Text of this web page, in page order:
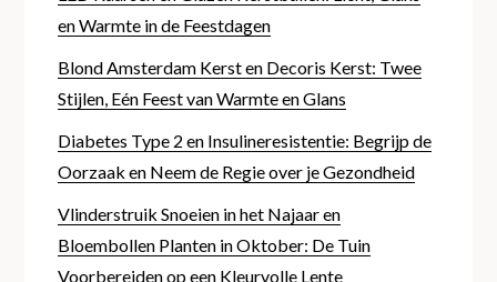
en Warmte in de Feestdagen
Blond Amsterdam Kerst en Decoris Kerst: Twee
Stijlen, Eén Feest van Warmte en Glans
Diabetes Type 2 en Insulineresistentie: Begrijp de
Oorzaak en Neem de Regie over je Gezondheid
Vlinderstruik Snoeien in het Najaar en
Bloembollen Planten in Oktober: De Tuin
Voorbereiden op een Kleurvolle Lente